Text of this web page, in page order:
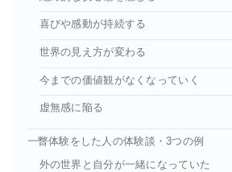
喜びや感動が持続する
世界の見え方が変わる
今までの価値観がなくなっていく
虚無感に陥る
一瞥体験をした人の体験談・3つの例
外の世界と自分が一緒になっていた